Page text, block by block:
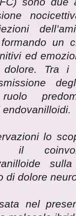
un
ed
dolore. Tra i
lo
il
di dolore
nel